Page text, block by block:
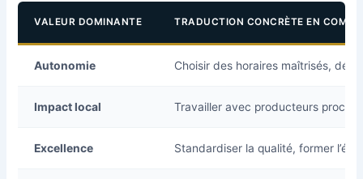
VALEUR DOMINANTE TRADUCTION CONCRÈTE EN
Autonomie Choisir des horaires maîtrisés,
Impact local Travailler avec producteurs
Excellence Standardiser la qualité, former